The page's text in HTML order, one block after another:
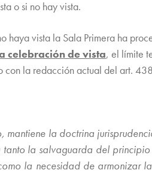
o si no hay vista.
haya vista la Sala Primera ha
celebración de vista, el límite
la redacción actual del art.
mantiene la doctrina
tanto la salvaguarda del
la necesidad de armonizar